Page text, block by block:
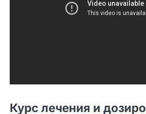
Курс лечения и